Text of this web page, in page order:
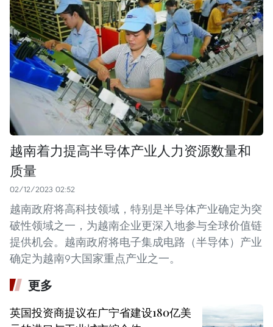
越南着力提高半导体产业人力资源数量和
质量
02/12/2023 02:52
越南政府将高科技领域，特别是半导体产业确定为突
破性领域之一，为越南企业更深入地参与全球价值链
提供机会。越南政府将电子集成电路（半导体）产业
确定为越南9大国家重点产业之一。
更多
英国投资商提议在广宁省建设180亿美